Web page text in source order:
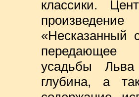
классики.
«Несказанный
усадьбы Льва
глубина, а